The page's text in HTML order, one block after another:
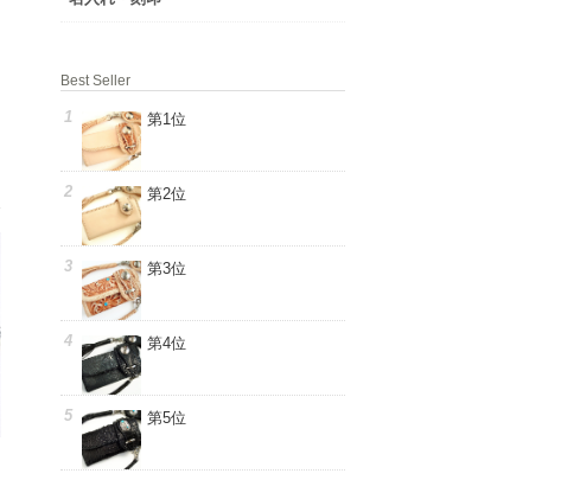
Best Seller
第1位
第2位
第3位
第4位
第5位